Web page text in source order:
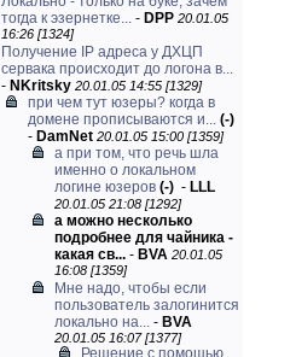
тогда к эзернетке... - DPP 20.01.05
16:26 [1324]
Получение IP адреса у ДХЦП
сервака происходит до логона в...
- NKritsky 20.01.05 14:55 [1329]
при чем тут юзеры? когда в
домене прописываются и... (-)
- DamNet 20.01.05 15:00 [1359]
а при том, что речь шла
именно о локальном
логине юзеров (-) - LLL
20.01.05 21:08 [1292]
а можно несколько
подробнее для чайника -
какая св... - BVA 20.01.05
16:08 [1359]
Мне надо, чтобы если
пользователь залогинится
локально на... - BVA
20.01.05 16:07 [1377]
Решение с помощью